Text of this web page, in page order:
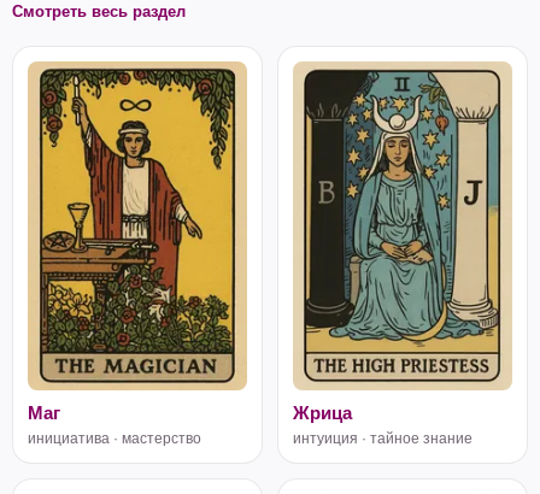
Смотреть весь раздел
Маг
инициатива · мастерство
Жрица
интуиция · тайное знание